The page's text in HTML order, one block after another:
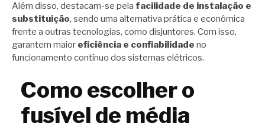
Além disso, destacam-se pela facilidade de instalação e
substituição, sendo uma alternativa prática e econômica
frente a outras tecnologias, como disjuntores. Com isso,
garantem maior eficiência e confiabilidade no
funcionamento contínuo dos sistemas elétricos.
Como escolher o
fusível de média